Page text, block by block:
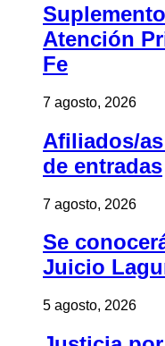
Atención
Fe
7 agosto, 2026
Afiliados/
de entradas
7 agosto, 2026
Se
Juicio
5 agosto, 2026